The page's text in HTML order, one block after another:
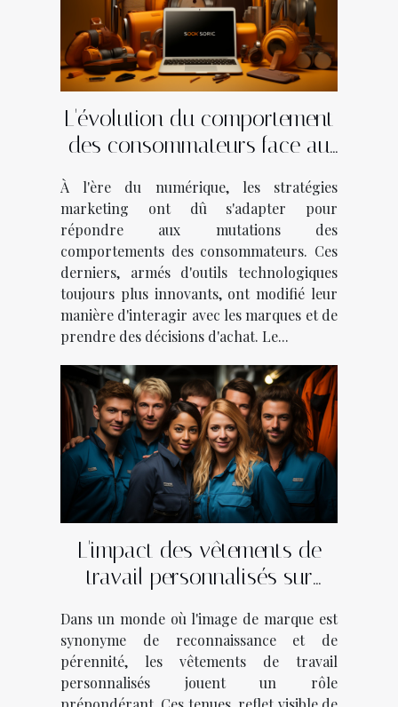
L'évolution du comportement
des consommateurs face au
À l'ère du numérique, les stratégies
marketing ont dû s'adapter pour
répondre aux mutations des
comportements des consommateurs. Ces
derniers, armés d'outils technologiques
toujours plus innovants, ont modifié leur
manière d'interagir avec les marques et de
prendre des décisions d'achat. Le...
L'impact des vêtements de
travail personnalisés sur
divers secteurs d'activité
Dans un monde où l'image de marque est
synonyme de reconnaissance et de
pérennité, les vêtements de travail
personnalisés jouent un rôle